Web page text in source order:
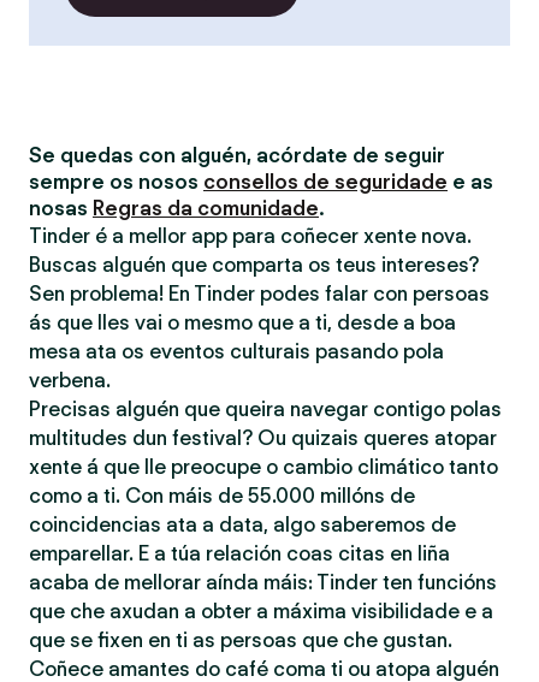
Se quedas con alguén, acórdate de seguir
sempre os nosos consellos de seguridade e as
nosas Regras da comunidade.
Tinder é a mellor app para coñecer xente nova.
Buscas alguén que comparta os teus intereses?
Sen problema! En Tinder podes falar con persoas
ás que lles vai o mesmo que a ti, desde a boa
mesa ata os eventos culturais pasando pola
verbena.
Precisas alguén que queira navegar contigo polas
multitudes dun festival? Ou quizais queres atopar
xente á que lle preocupe o cambio climático tanto
como a ti. Con máis de 55.000 millóns de
coincidencias ata a data, algo saberemos de
emparellar. E a túa relación coas citas en liña
acaba de mellorar aínda máis: Tinder ten funcións
que che axudan a obter a máxima visibilidade e a
que se fixen en ti as persoas que che gustan.
Coñece amantes do café coma ti ou atopa alguén